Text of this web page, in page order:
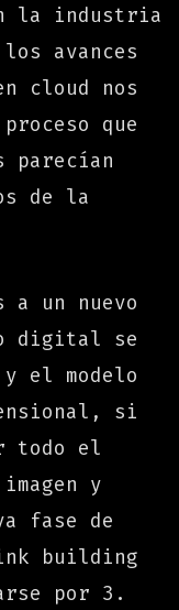
la industria
avances
cloud nos
que
parecían
de la
a un nuevo
digital se
el modelo
si
todo el
y
fase de
building
por 3.